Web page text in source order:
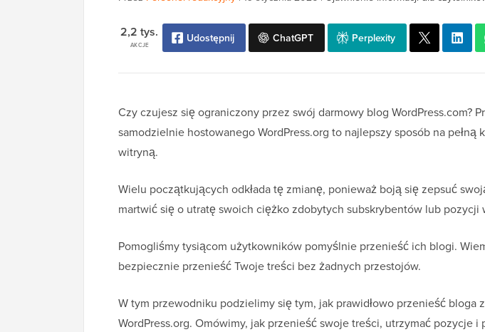
AKCJE
2,2 tys. Udostępnij ChatGPT Perplexity
Czy czujesz się ograniczony przez swój darmowy blog WordPress.com?
samodzielnie hostowanego WordPress.org to najlepszy sposób na pełną
witryną.
Wielu początkujących odkłada tę zmianę, ponieważ boją się zepsuć
martwić się o utratę swoich ciężko zdobytych subskrybentów lub pozycji
Pomogliśmy tysiącom użytkowników pomyślnie przenieść ich blogi.
bezpiecznie przenieść Twoje treści bez żadnych przestojów.
W tym przewodniku podzielimy się tym, jak prawidłowo przenieść bloga
WordPress.org. Omówimy, jak przenieść swoje treści, utrzymać pozycje i